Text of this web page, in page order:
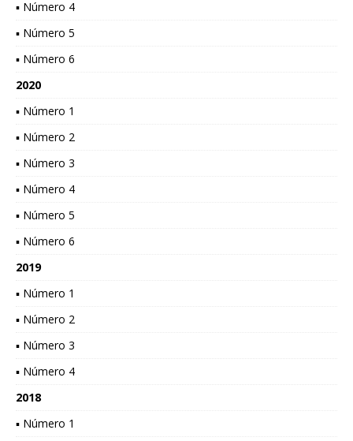
▪ Número 4
▪ Número 5
▪ Número 6
2020
▪ Número 1
▪ Número 2
▪ Número 3
▪ Número 4
▪ Número 5
▪ Número 6
2019
▪ Número 1
▪ Número 2
▪ Número 3
▪ Número 4
2018
▪ Número 1